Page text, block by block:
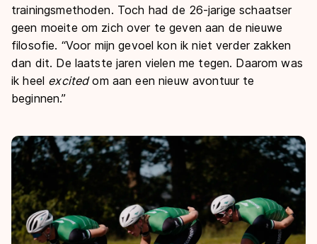
trainingsmethoden. Toch had de 26-jarige schaatser
geen moeite om zich over te geven aan de nieuwe
filosofie. “Voor mijn gevoel kon ik niet verder zakken
dan dit. De laatste jaren vielen me tegen. Daarom was
ik heel excitedom aan een nieuw avontuur te
beginnen.”